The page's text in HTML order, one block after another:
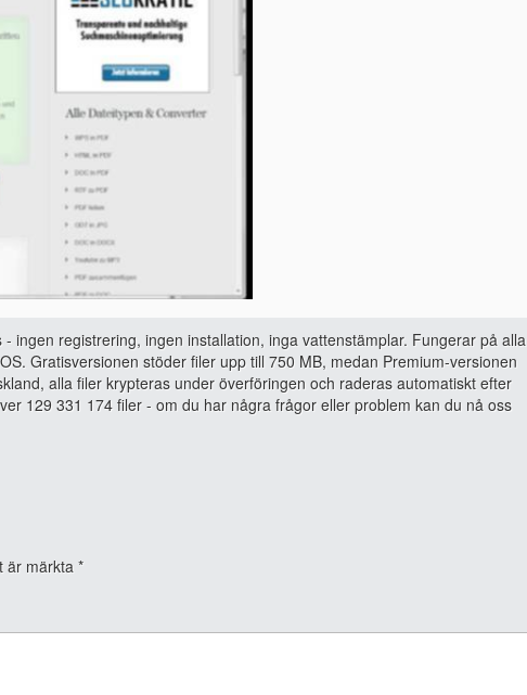
ingen registrering, ingen installation, inga vattenstämplar. Fungerar på alla
Gratisversionen stöder filer upp till 750 MB, medan Premium-versionen
alla filer krypteras under överföringen och raderas automatiskt efter
129 331 174 filer - om du har några frågor eller problem kan du nå oss
är märkta*